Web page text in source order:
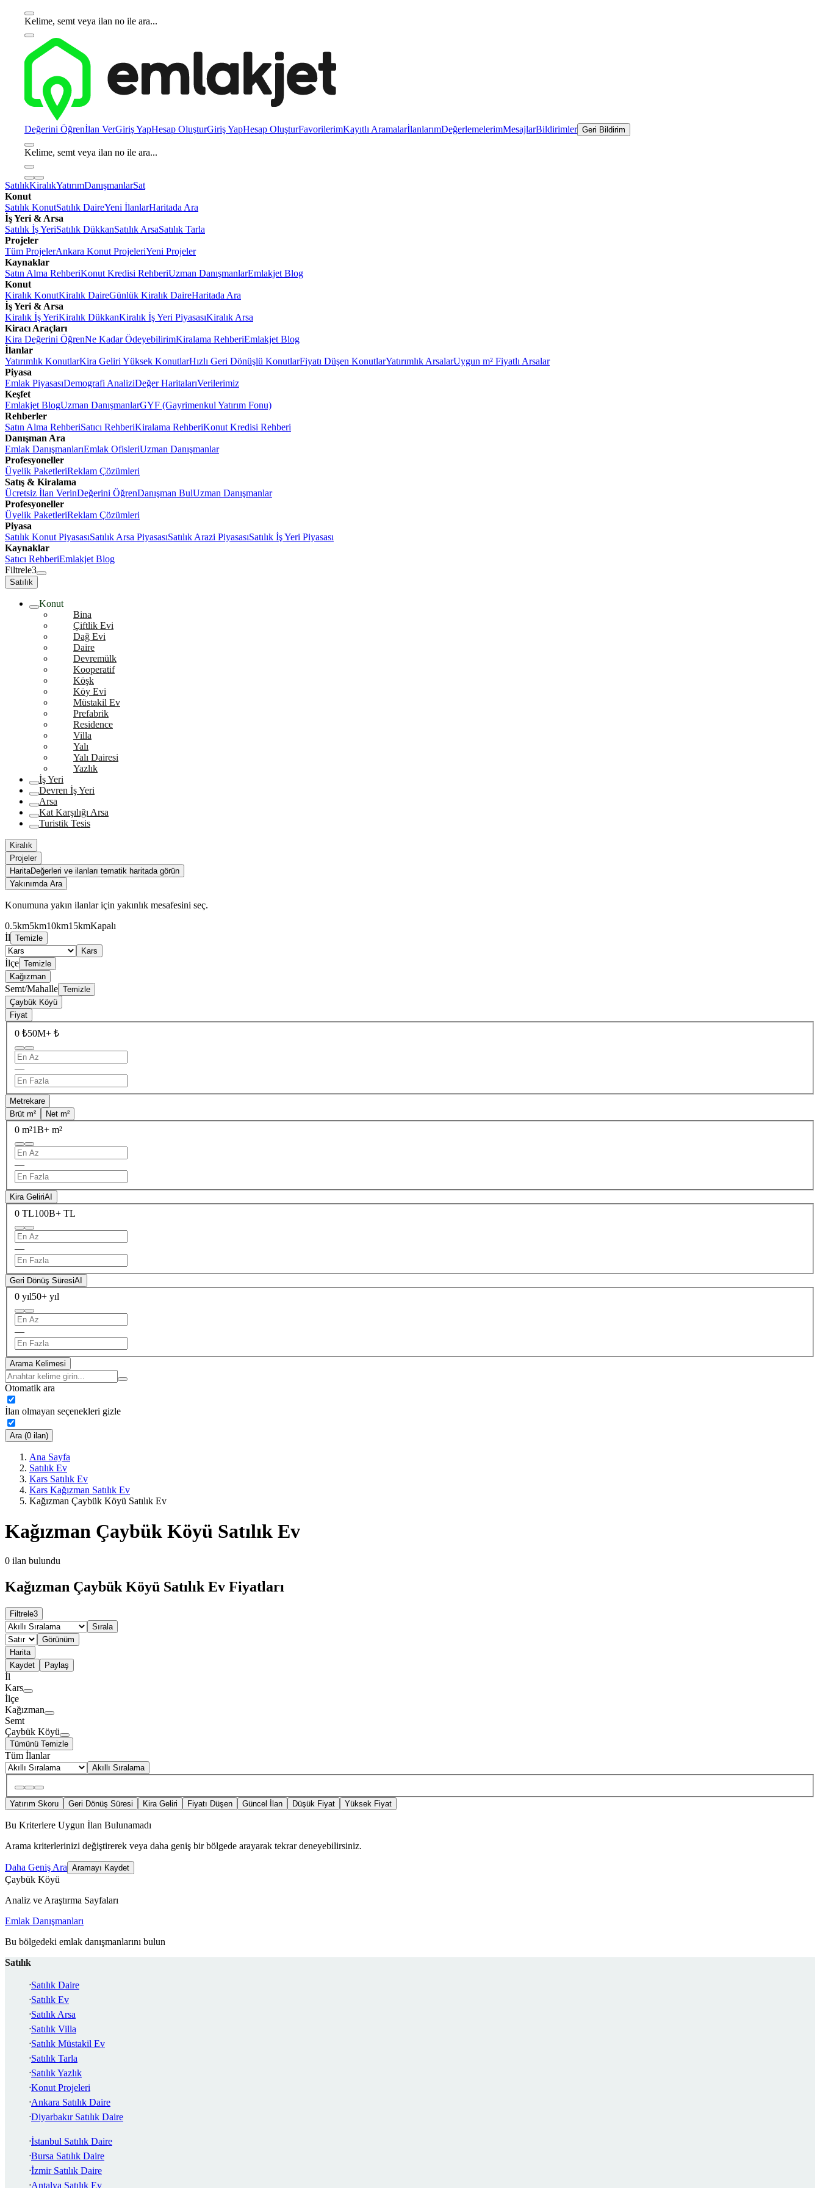
Kelime, semt veya ilan no ile ara...
Değerini Öğrenİlan VerGiriş YapHesap OluşturGiriş YapHesap OluşturFavorilerimKayıtlı AramalarİlanlarımDeğerlemelerimMesajlarBildirimler Geri Bildirim
Kelime, semt veya ilan no ile ara...
SatılıkKiralıkYatırımDanışmanlarSat
Konut
Satılık KonutSatılık DaireYeni İlanlarHaritada Ara
İş Yeri & Arsa
Satılık İş YeriSatılık DükkanSatılık ArsaSatılık Tarla
Projeler
Tüm ProjelerAnkara Konut ProjeleriYeni Projeler
Kaynaklar
Satın Alma RehberiKonut Kredisi RehberiUzman DanışmanlarEmlakjet Blog
Konut
Kiralık KonutKiralık DaireGünlük Kiralık DaireHaritada Ara
İş Yeri & Arsa
Kiralık İş YeriKiralık DükkanKiralık İş Yeri PiyasasıKiralık Arsa
Kiracı Araçları
Kira Değerini ÖğrenNe Kadar ÖdeyebilirimKiralama RehberiEmlakjet Blog
İlanlar
Yatırımlık KonutlarKira Geliri Yüksek KonutlarHızlı Geri Dönüşlü KonutlarFiyatı Düşen KonutlarYatırımlık ArsalarUygun m² Fiyatlı Arsalar
Piyasa
Emlak PiyasasıDemografi AnaliziDeğer HaritalarıVerilerimiz
Keşfet
Emlakjet BlogUzman DanışmanlarGYF (Gayrimenkul Yatırım Fonu)
Rehberler
Satın Alma RehberiSatıcı RehberiKiralama RehberiKonut Kredisi Rehberi
Danışman Ara
Emlak DanışmanlarıEmlak OfisleriUzman Danışmanlar
Profesyoneller
Üyelik PaketleriReklam Çözümleri
Satış & Kiralama
Ücretsiz İlan VerinDeğerini ÖğrenDanışman BulUzman Danışmanlar
Profesyoneller
Üyelik PaketleriReklam Çözümleri
Piyasa
Satılık Konut PiyasasıSatılık Arsa PiyasasıSatılık Arazi PiyasasıSatılık İş Yeri Piyasası
Kaynaklar
Satıcı RehberiEmlakjet Blog
Filtrele3
Satılık
Konut
Bina
Çiftlik Evi
Dağ Evi
Daire
Devremülk
Kooperatif
Köşk
Köy Evi
Müstakil Ev
Prefabrik
Residence
Villa
Yalı
Yalı Dairesi
Yazlık
İş Yeri
Devren İş Yeri
Arsa
Kat Karşılığı Arsa
Turistik Tesis
Kiralık
Projeler
HaritaDeğerleri ve ilanları tematik haritada görün
Yakınımda Ara
Konumuna yakın ilanlar için yakınlık mesafesini seç.
0.5km5km10km15kmKapalı
İl Temizle
Kars
İlçe Temizle
Kağızman
Semt/Mahalle Temizle
Çaybük Köyü
Fiyat
0 ₺50M+ ₺
—
Metrekare
Brüt m²
Net m²
0 m²1B+ m²
—
Kira GeliriAI
0 TL100B+ TL
—
Geri Dönüş SüresiAI
0 yıl50+ yıl
—
Arama Kelimesi
Otomatik ara
İlan olmayan seçenekleri gizle
Ara (0 ilan)
Ana Sayfa
Satılık Ev
Kars Satılık Ev
Kars Kağızman Satılık Ev
Kağızman Çaybük Köyü Satılık Ev
Kağızman Çaybük Köyü Satılık Ev
0 ilan bulundu
Kağızman Çaybük Köyü Satılık Ev Fiyatları
Filtrele3
Sırala
Görünüm
Harita
Kaydet
Paylaş
İl
Kars
İlçe
Kağızman
Semt
Çaybük Köyü
Tümünü Temizle
Tüm İlanlar
Akıllı Sıralama
Yatırım Skoru Geri Dönüş Süresi Kira Geliri Fiyatı Düşen Güncel İlan Düşük Fiyat Yüksek Fiyat
Bu Kriterlere Uygun İlan Bulunamadı
Arama kriterlerinizi değiştirerek veya daha geniş bir bölgede arayarak tekrar deneyebilirsiniz.
Daha Geniş Ara Aramayı Kaydet
Çaybük Köyü
Analiz ve Araştırma Sayfaları
Emlak Danışmanları
Bu bölgedeki emlak danışmanlarını bulun
Satılık
Satılık Daire
Satılık Ev
Satılık Arsa
Satılık Villa
Satılık Müstakil Ev
Satılık Tarla
Satılık Yazlık
Konut Projeleri
Ankara Satılık Daire
Diyarbakır Satılık Daire
İstanbul Satılık Daire
Bursa Satılık Daire
İzmir Satılık Daire
Antalya Satılık Ev